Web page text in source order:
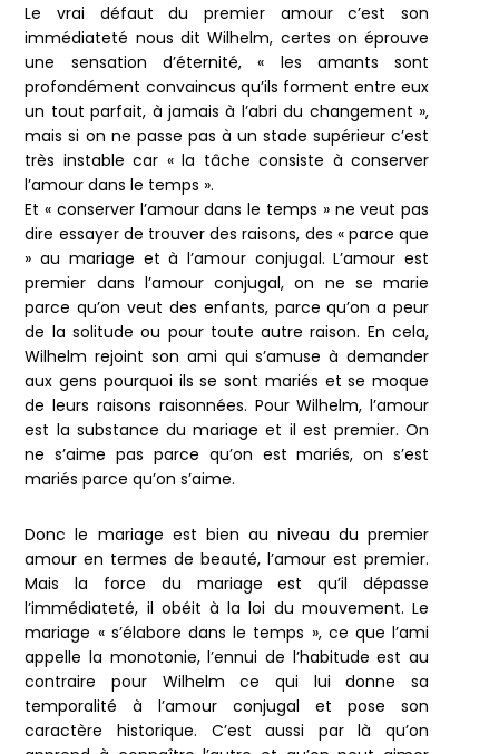
Le vrai défaut du premier amour c’est son
immédiateté nous dit Wilhelm, certes on éprouve
une sensation d’éternité, « les amants sont
profondément convaincus qu’ils forment entre eux
un tout parfait, à jamais à l’abri du changement »,
mais si on ne passe pas à un stade supérieur c’est
très instable car « la tâche consiste à conserver
l’amour dans le temps ».
Et « conserver l’amour dans le temps » ne veut pas
dire essayer de trouver des raisons, des « parce que
» au mariage et à l’amour conjugal. L’amour est
premier dans l’amour conjugal, on ne se marie
parce qu’on veut des enfants, parce qu’on a peur
de la solitude ou pour toute autre raison. En cela,
Wilhelm rejoint son ami qui s’amuse à demander
aux gens pourquoi ils se sont mariés et se moque
de leurs raisons raisonnées. Pour Wilhelm, l’amour
est la substance du mariage et il est premier. On
ne s’aime pas parce qu’on est mariés, on s’est
mariés parce qu’on s’aime.
Donc le mariage est bien au niveau du premier
amour en termes de beauté, l’amour est premier.
Mais la force du mariage est qu’il dépasse
l’immédiateté, il obéit à la loi du mouvement. Le
mariage « s’élabore dans le temps », ce que l’ami
appelle la monotonie, l’ennui de l’habitude est au
contraire pour Wilhelm ce qui lui donne sa
temporalité à l’amour conjugal et pose son
caractère historique. C’est aussi par là qu’on